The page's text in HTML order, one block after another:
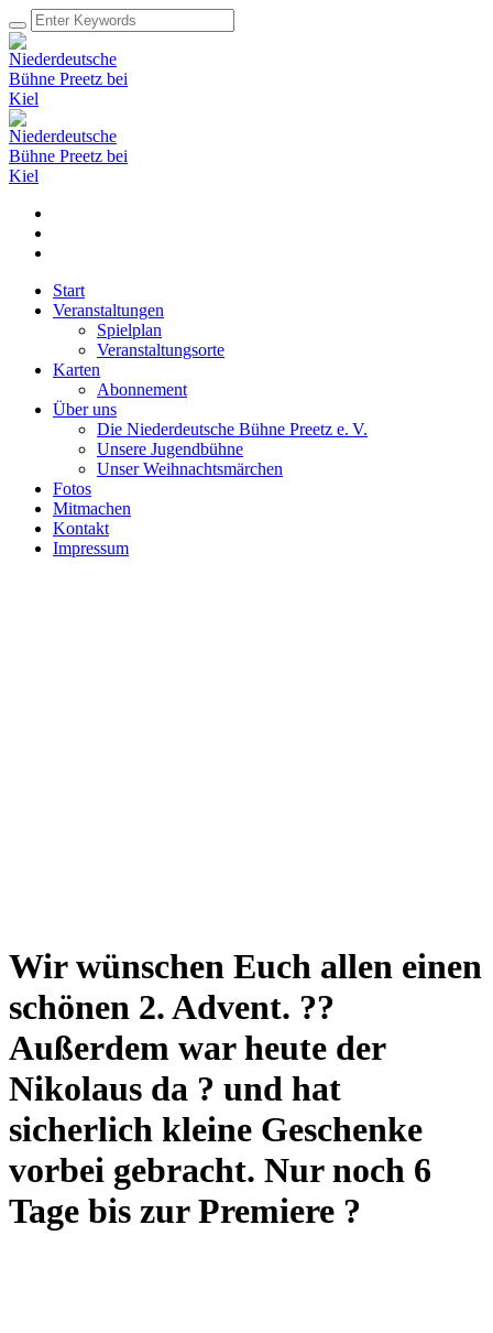
Start
Veranstaltungen
Spielplan
Veranstaltungsorte
Karten
Abonnement
Über uns
Die Niederdeutsche Bühne Preetz e. V.
Unsere Jugendbühne
Unser Weihnachtsmärchen
Fotos
Mitmachen
Kontakt
Impressum
Wir wünschen Euch allen einen
schönen 2. Advent. ??
Außerdem war heute der
Nikolaus da ? und hat
sicherlich kleine Geschenke
vorbei gebracht. Nur noch 6
Tage bis zur Premiere ?